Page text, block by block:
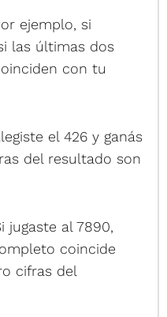
ejemplo, si
las últimas dos
con tu
el 426 y ganás
del resultado son
jugaste al 7890,
coincide
cifras del